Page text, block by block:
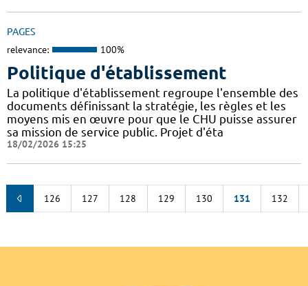
PAGES
relevance: 100%
Politique d'établissement
La politique d'établissement regroupe l'ensemble des
documents définissant la stratégie, les règles et les
moyens mis en œuvre pour que le CHU puisse assurer
sa mission de service public. Projet d'éta
18/02/2026 15:25
126 127 128 129 130 131 132